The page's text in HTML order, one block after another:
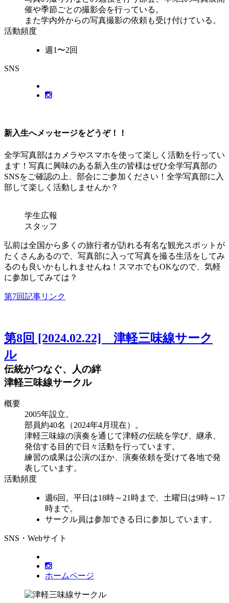
催や季節ごとの撮影会を行っている。
また学内外からの写真撮影の依頼も受け付けている。
活動頻度
週1〜2回
SNS
新入生へメッセージをどうぞ！！
全学写真部はカメラやスマホを使って楽しく活動を行ってい
ます！写真に興味のある新入生の皆様はぜひ全学写真部の
SNSをご確認の上、部会にご参加ください！全学写真部に入
部して楽しく活動しませんか？
学生広報
スタッフ
弘前は全国から多くの旅行者が訪れる有名な観光スポットが
たくさんあるので、写真部に入って写真を撮る生活をしてみ
るのも良いかもしれませんね！スマホでもOKなので、気軽
に参加してみては？
第7回記事リンク
第8回 [2024.02.22] 津軽三味線サーク
ル
伝統がつなぐ、人の絆
津軽三味線サークル
概要
2005年設立。
部員約40名（2024年4月現在）。
津軽三味線の演奏を通じて津軽の伝統を学び、継承、
発信する目的で日々活動を行っています。
練習の成果は公演のほか、演奏依頼を受けて各地で発
表しています。
活動頻度
週6回。平日は18時～21時まで、土曜日は9時～17
時まで。
サークル員は参加できる日に参加しています。
SNS・Webサイト
ホームページ